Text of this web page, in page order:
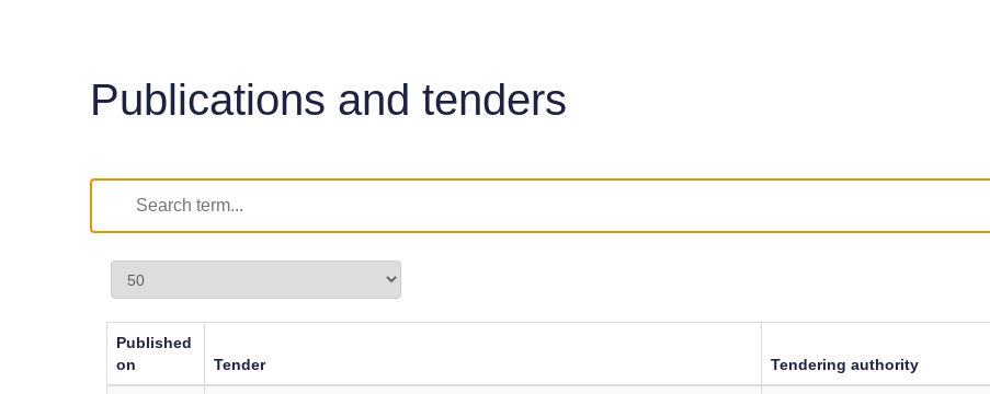
Publications and tenders
Published
on
Tender Tendering authority